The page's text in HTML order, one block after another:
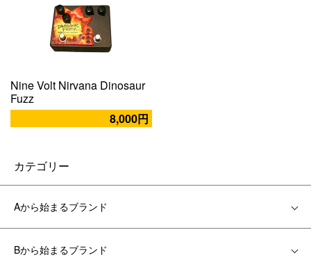
Nine Volt Nirvana Dinosaur
Fuzz
8,000円
カテゴリー
Aから始まるブランド
Bから始まるブランド